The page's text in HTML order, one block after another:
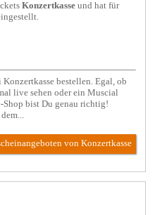
Konzertkasse und hat für
bestellen. Egal, ob
live sehen oder ein Muscial
Shop bist Du genau richtig!
von Konzertkasse